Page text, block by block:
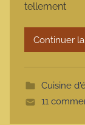
tellement
Continuer
Cuisine
11